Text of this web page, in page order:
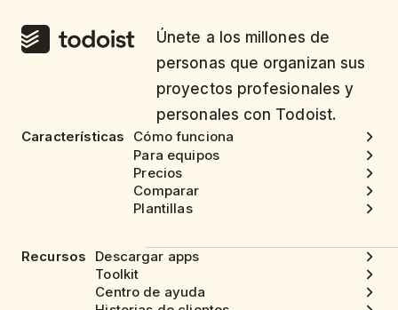
Únete a los millones de
personas que organizan sus
proyectos profesionales y
personales con Todoist.
Características
Cómo funciona
Para equipos
Precios
Comparar
Plantillas
Recursos
Descargar apps
Toolkit
Centro de ayuda